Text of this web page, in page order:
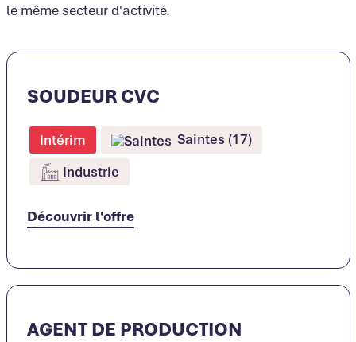
le même secteur d'activité.
SOUDEUR CVC
Intérim
Saintes (17)
Industrie
Découvrir l'offre
AGENT DE PRODUCTION